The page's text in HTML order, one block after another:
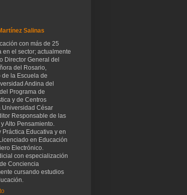
Salinas
con más de 25
en el sector; actualmente
Director General del
del Rosario,
la Escuela de
Andina del
Programa de
y de Centros
Universidad César
Responsable de las
Alto Pensamiento.
Práctica Educativa y en
en Educación
Electrónico.
con especialización
Conciencia
cursando estudios